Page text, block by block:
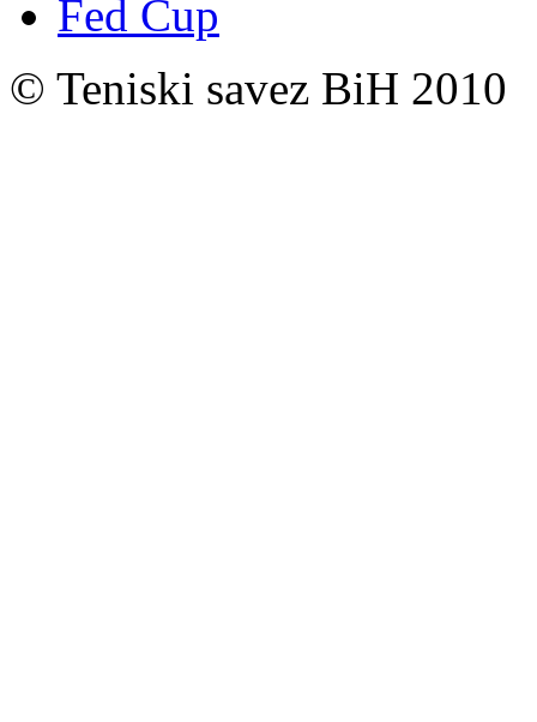
Fed Cup
© Teniski savez BiH 2010